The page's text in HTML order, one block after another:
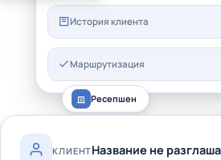
Ресепшен
История клиента
Маршрутизация
КЛИЕНТНазвание не